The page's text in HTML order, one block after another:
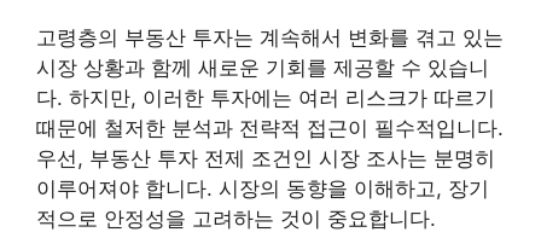
고령층의 부동산 투자는 계속해서 변화를 겪고 있는
시장 상황과 함께 새로운 기회를 제공할 수 있습니
다. 하지만, 이러한 투자에는 여러 리스크가 따르기
때문에 철저한 분석과 전략적 접근이 필수적입니다.
우선, 부동산 투자 전제 조건인 시장 조사는 분명히
이루어져야 합니다. 시장의 동향을 이해하고, 장기
적으로 안정성을 고려하는 것이 중요합니다.